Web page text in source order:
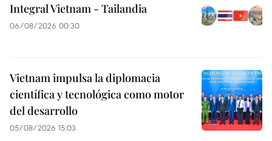
Integral Vietnam - Tailandia
06/08/2026 00:30
Vietnam impulsa la diplomacia
científica y tecnológica como motor
del desarrollo
05/08/2026 15:03